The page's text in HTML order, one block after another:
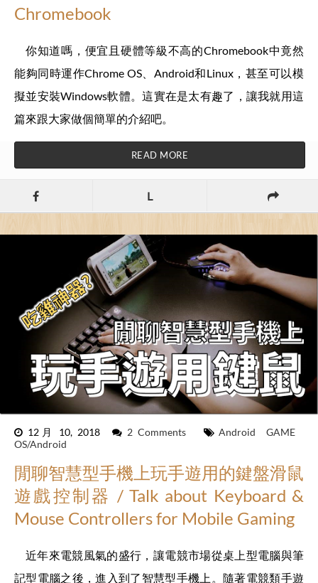
Chromebook
你知道嗎，便宜且硬體等級不高的Chromebook中竟然
能夠同時運作Chrome OS、Android和Linux，甚至可以模
擬並安裝Windows軟體。這實在是太有趣了，讓我就用這
篇來跟大家做個簡單的介紹吧。
READ MORE
L
12月 10, 2018 2 Comments Android
GAME
OS/Android
閒聊智慧型手機上玩手遊用的鍵盤滑鼠
遊戲控制器 / Talk about Keyboard &
Mouse Controllers for Mobile Gaming
近年來電競風氣的盛行，讓電競市場從桌上型電腦與筆
記型電腦之後，進入到了智慧型手機上。隨著電競類手遊